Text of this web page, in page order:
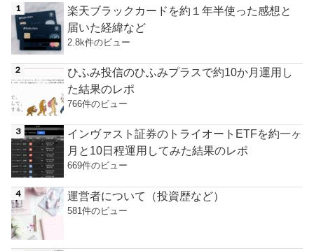
楽天ブラックカードを約１年半使った感想と
届いた経緯など
2.8k件のビュー
ひふみ投信のひふみプラスで約10か月運用し
た結果のレポ
766件のビュー
インヴァスト証券のトライオートETFを約一ヶ
月と10日程運用してみた結果のレポ
669件のビュー
運営者について（投資歴など）
581件のビュー